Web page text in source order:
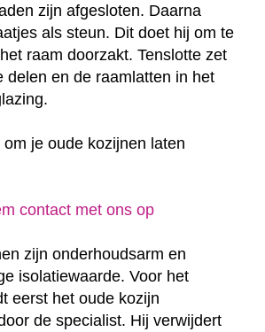
zijn afgesloten. Daarna
als steun. Dit doet hij om te
raam doorzakt. Tenslotte zet
delen en de raamlatten in het
je oude kozijnen laten
contact met ons op
zijn onderhoudsarm en
isolatiewaarde. Voor het
eerst het oude kozijn
de specialist. Hij verwijdert